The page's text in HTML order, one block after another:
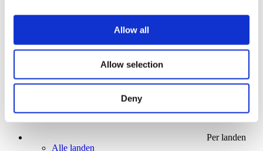
Allow all
Allow selection
Deny
At vise
Per landen
Alle landen